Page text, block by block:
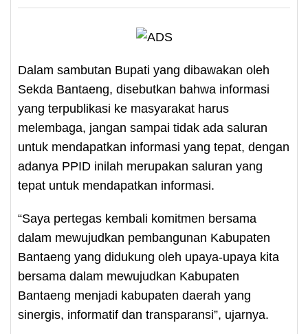
Dalam sambutan Bupati yang dibawakan oleh
Sekda Bantaeng, disebutkan bahwa informasi
yang terpublikasi ke masyarakat harus
melembaga, jangan sampai tidak ada saluran
untuk mendapatkan informasi yang tepat, dengan
adanya PPID inilah merupakan saluran yang
tepat untuk mendapatkan informasi.
“Saya pertegas kembali komitmen bersama
dalam mewujudkan pembangunan Kabupaten
Bantaeng yang didukung oleh upaya-upaya kita
bersama dalam mewujudkan Kabupaten
Bantaeng menjadi kabupaten daerah yang
sinergis, informatif dan transparansi”, ujarnya.